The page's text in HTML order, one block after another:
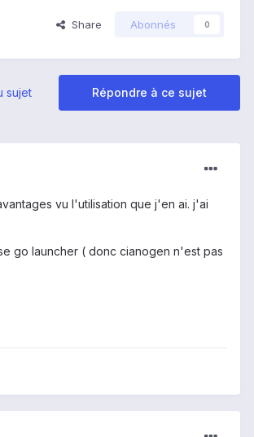
Share Abonnés 0
Répondre à ce sujet
sujet
vu l'utilisation que j'en ai. j'ai
go launcher ( donc cianogen n'est pas